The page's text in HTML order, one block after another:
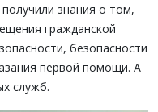
знания о том,
гражданской
безопасности
первой помощи. А
служб.